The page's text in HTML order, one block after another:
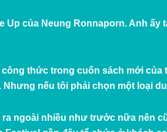
Up của Neung Ronnaporn. Anh
công thức trong cuốn sách mới của
nếu tôi phải chọn một loại
ra ngoài nhiều như trước nữa nên